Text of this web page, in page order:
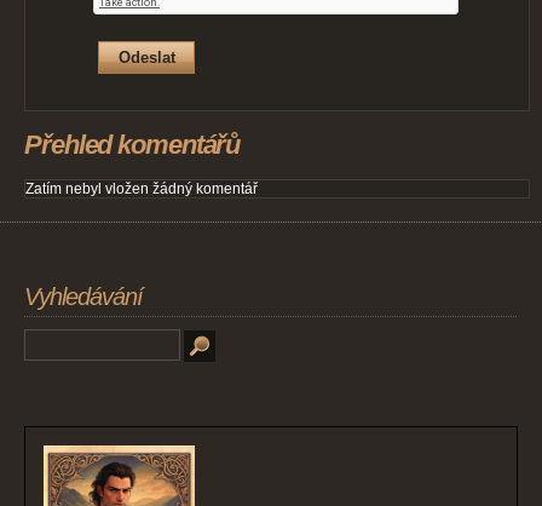
Přehled komentářů
Zatím nebyl vložen žádný komentář
Vyhledávání